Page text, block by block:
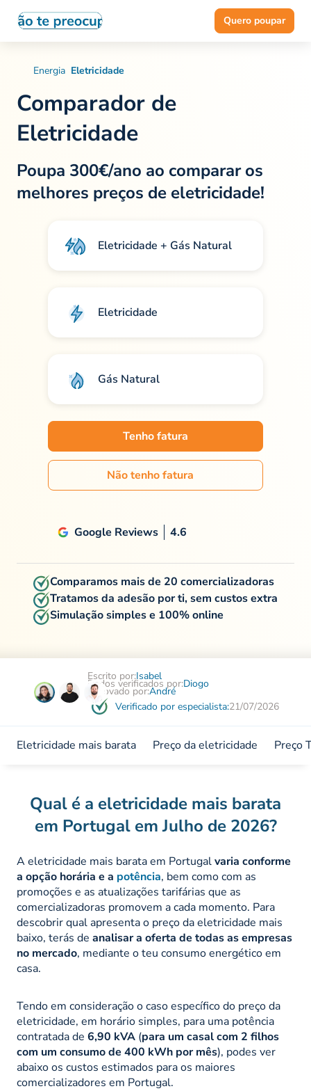
Quero poupar
Energia Eletricidade
Comparador de
Eletricidade
Poupa 300€/ano ao comparar os
melhores preços de eletricidade!
Eletricidade + Gás Natural
Eletricidade
Gás Natural
Tenho fatura
Não tenho fatura
Google Reviews 4.6
Comparamos mais de 20 comercializadoras
Tratamos da adesão por ti, sem custos extra
Simulação simples e 100% online
Escrito por:Isabel
Dados verificados por:Diogo
Aprovado por:André
Verificado por especialista:21/07/2026
Eletricidade mais barata Preço da eletricidade Preço
Qual é a eletricidade mais barata
em Portugal em Julho de 2026?
A eletricidade mais barata em Portugalvaria conforme
a opção horária e a potência, bem como com as
promoções e as atualizações tarifárias que as
comercializadoras promovem a cada momento. Para
descobrir qual apresenta o preço da eletricidade mais
baixo, terás de analisar a oferta de todas as empresas
no mercado, mediante o teu consumo energético em
casa.
Tendo em consideração o caso específico do preço da
eletricidade, em horário simples, para uma potência
contratada de 6,90 kVA (para um casal com 2 filhos
com um consumo de 400 kWh por mês), podes ver
abaixo os custos estimados para os maiores
comercializadores em Portugal.